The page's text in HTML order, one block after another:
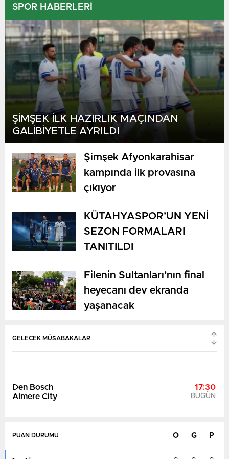
SPOR HABERLERİ
ŞİMŞEK İLK HAZIRLIK MAÇINDAN
GALİBİYETLE AYRILDI
Şimşek Afyonkarahisar
kampında ilk provasına
çıkıyor
KÜTAHYASPOR’UN YENİ
SEZON FORMALARI
TANITILDI
Filenin Sultanları’nın final
heyecanı dev ekranda
yaşanacak
GELECEK MÜSABAKALAR
Grossaspach
17:30
Fortuna Köln
BUGÜN
Maritimo
Casa Pia AC
Den Bosch
17:30
Almere City
NEC Nijmegen
Telstar
Teplice
18:00
Viktoria Plzen
BUGÜN
PUAN DURUMU O G P